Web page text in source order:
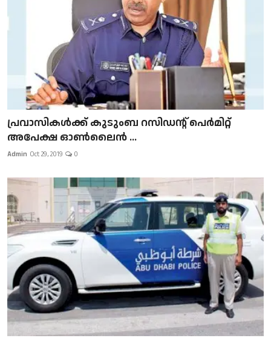
പ്രവാസികള്‍ക്ക് കുടുംബ റസിഡന്റ് പെർമിറ്റ്
അപേക്ഷ ഓൺലൈൻ ...
Admin Oct 29, 2019 0